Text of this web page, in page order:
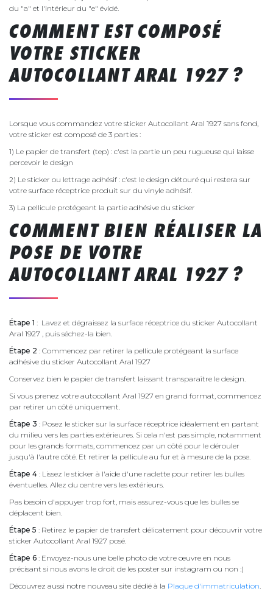
du "a" et l'intérieur du "e" évidé.
COMMENT EST COMPOSÉ
VOTRE STICKER
AUTOCOLLANT ARAL 1927 ?
Lorsque vous commandez votre sticker Autocollant Aral 1927 sans fond,
votre sticker est composé de 3 parties :
1) Le papier de transfert (tep) : c'est la partie un peu rugueuse qui laisse
percevoir le design
2) Le sticker ou lettrage adhésif : c'est le design détouré qui restera sur
votre surface réceptrice produit sur du vinyle adhésif.
3) La pellicule protégeant la partie adhésive du sticker
COMMENT BIEN RÉALISER LA
POSE DE VOTRE
AUTOCOLLANT ARAL 1927 ?
Étape 1 : Lavez et dégraissez la surface réceptrice du sticker Autocollant
Aral 1927 , puis séchez-la bien.
Étape 2 : Commencez par retirer la pellicule protégeant la surface
adhésive du sticker Autocollant Aral 1927
Conservez bien le papier de transfert laissant transparaître le design.
Si vous prenez votre autocollant Aral 1927 en grand format, commencez
par retirer un côté uniquement.
Étape 3 : Posez le sticker sur la surface réceptrice idéalement en partant
du milieu vers les parties extérieures. Si cela n'est pas simple, notamment
pour les grands formats, commencez par un côté pour le dérouler
jusqu'à l'autre côté. Et retirer la pellicule au fur et à mesure de la pose.
Étape 4 : Lissez le sticker à l'aide d'une raclette pour retirer les bulles
éventuelles. Allez du centre vers les extérieurs.
Pas besoin d'appuyer trop fort, mais assurez-vous que les bulles se
déplacent bien.
Étape 5 : Retirez le papier de transfert délicatement pour découvrir votre
sticker Autocollant Aral 1927 posé.
Étape 6 : Envoyez-nous une belle photo de votre œuvre en nous
précisant si nous avons le droit de les poster sur instagram ou non :)
Découvrez aussi notre nouveau site dédié à la Plaque d'immatriculation.